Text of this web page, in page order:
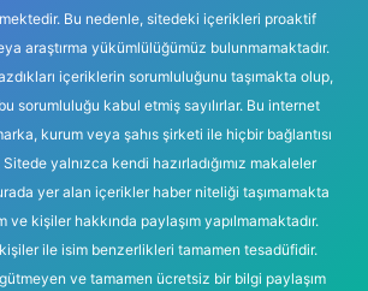
Bu nedenle, sitedeki içerikleri proaktif
araştırma yükümlülüğümüz bulunmamaktadır.
içeriklerin sorumluluğunu taşımakta olup,
sorumluluğu kabul etmiş sayılırlar. Bu internet
kurum veya şahıs şirketi ile hiçbir bağlantısı
yalnızca kendi hazırladığımız makaleler
yer alan içerikler haber niteliği taşımamakta
ve kişiler hakkında paylaşım yapılmamaktadır.
ile isim benzerlikleri tamamen tesadüfidir.
ve tamamen ücretsiz bir bilgi paylaşım